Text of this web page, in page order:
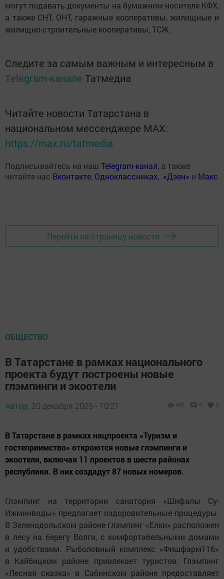
могут подавать документы на бумажном носителе КФХ,
а также СНТ, ОНТ, гаражные кооперативы, жилищные и
жилищно-строительные кооперативы, ТСЖ.
Следите за самым важным и интересным в
Telegram-канале Татмедиа
Читайте новости Татарстана в
национальном мессенджере MАХ:
https://max.ru/tatmedia
Подписывайтесь на наш Telegram-канал, а также
читайте нас Вконтакте, Одноклассниках, «Дзен» и Макс
Перейти на страницу новости
ОБЩЕСТВО
В Татарстане в рамках национального
проекта будут построены новые
глэмпинги и экоотели
Автор, 20 декабря 2025 - 10:21 401 0 0
В Татарстане в рамках нацпроекта «Туризм и
гостеприимство» откроются новые глэмпинги и
экоотели, включая 11 проектов в шести районах
республики. В них создадут 87 новых номеров.
Глэмпинг на территории санатория «Шифалы Су-
Ижминводы» предлагает оздоровительные процедуры.
В Зеленодольском районе глэмпинг «Елки» расположен
в лесу на берегу Волги, с комфортабельными домами
и удобствами. Рыболовный комплекс «Фишфарм116»
в Кайбицком районе привлекает туристов. Глэмпинг
«Лесная сказка» в Сабинском районе предоставляет